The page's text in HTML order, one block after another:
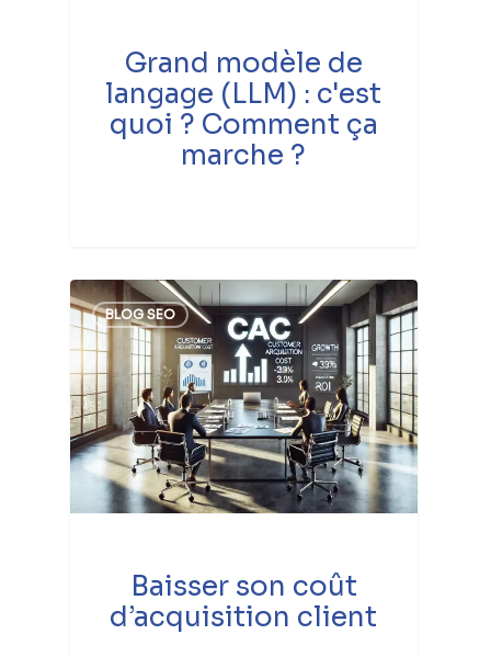
Grand modèle de
langage (LLM) : c'est
quoi ? Comment ça
marche ?
BLOG SEO
Baisser son coût
d’acquisition client